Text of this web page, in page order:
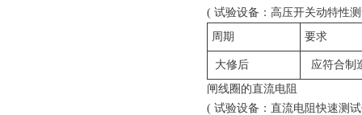
( 试验设备：高压开关动特性
周期
要求
大修后
应符合制
闸线圈的直流电阻
( 试验设备：直流电阻快速测